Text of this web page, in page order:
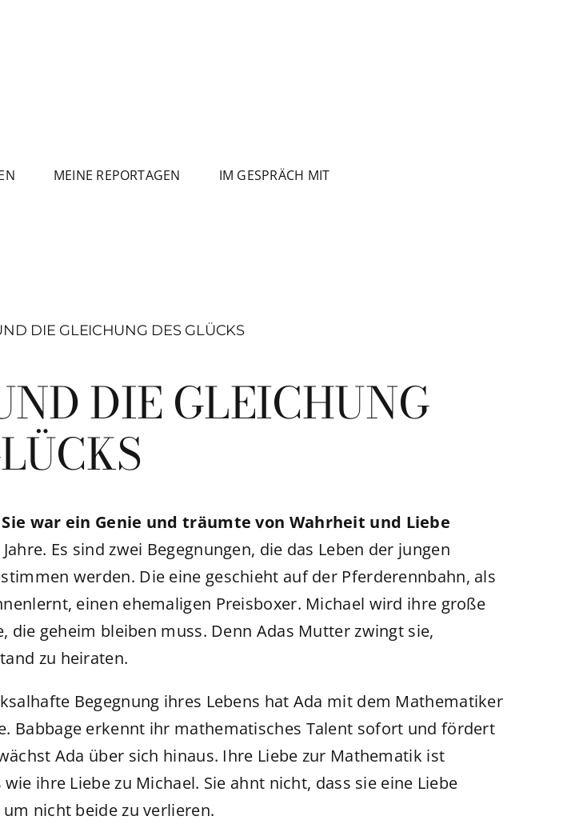
MEINE REPORTAGEN IM GESPRÄCH MIT
DIE GLEICHUNG DES GLÜCKS
DIE GLEICHUNG
Sie war ein Genie und träumte von Wahrheit und Liebe
Es sind zwei Begegnungen, die das Leben der jungen
werden. Die eine geschieht auf der Pferderennbahn, als
einen ehemaligen Preisboxer. Michael wird ihre große
die geheim bleiben muss. Denn Adas Mutter zwingt sie,
zu heiraten.
Begegnung ihres Lebens hat Ada mit dem Mathematiker
Babbage erkennt ihr mathematisches Talent sofort und fördert
Ada über sich hinaus. Ihre Liebe zur Mathematik ist
ihre Liebe zu Michael. Sie ahnt nicht, dass sie eine Liebe
nicht beide zu verlieren.